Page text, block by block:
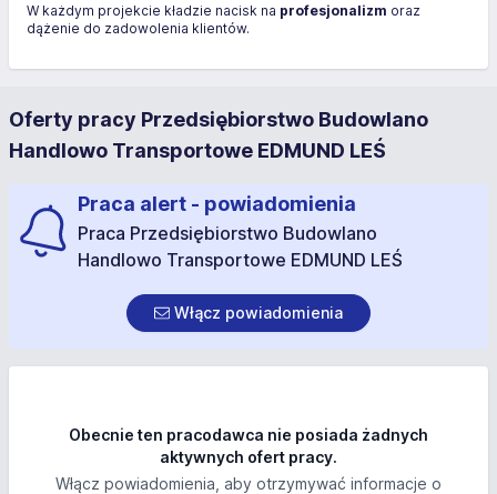
W każdym projekcie kładzie nacisk na profesjonalizm oraz
dążenie do zadowolenia klientów.
Oferty pracy Przedsiębiorstwo Budowlano
Handlowo Transportowe EDMUND LEŚ
Praca alert - powiadomienia
Praca Przedsiębiorstwo Budowlano
Handlowo Transportowe EDMUND LEŚ
Włącz powiadomienia
Obecnie ten pracodawca nie posiada żadnych
aktywnych ofert pracy.
Włącz powiadomienia, aby otrzymywać informacje o